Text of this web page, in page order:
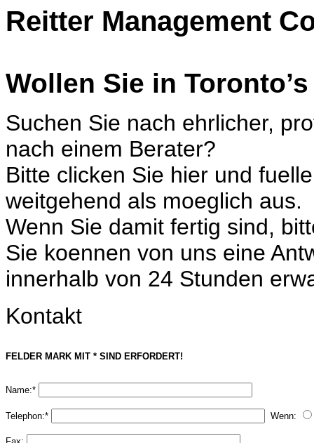
Reitter Management
Wollen Sie in
Suchen Sie nach ehrlicher,
nach einem Berater?
Bitte clicken Sie hier und
weitgehend als moeglich aus.
Wenn Sie damit fertig sind,
Sie koennen von uns eine
innerhalb von 24 Stunden
Kontakt
FELDER MARK MIT * SIND ERFORDERT!
Name:*
Telephon:*
  Wenn: